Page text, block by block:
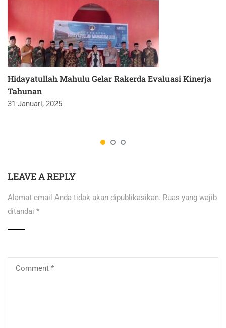
Hidayatullah Mahulu Gelar Rakerda Evaluasi Kinerja
Tahunan
31 Januari, 2025
LEAVE A REPLY
Alamat email Anda tidak akan dipublikasikan. Ruas yang wajib
ditandai *